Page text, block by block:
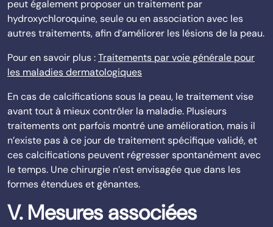
peut également proposer un traitement par
hydroxychloroquine, seule ou en association avec les
autres traitements, afin d’améliorer les lésions de la peau.
Pour en savoir plus :Traitements par voie générale pour
les maladies dermatologiques
En cas de calcifications sous la peau, le traitement vise
avant tout à mieux contrôler la maladie. Plusieurs
traitements ont parfois montré une amélioration, mais il
n’existe pas à ce jour de traitement spécifique validé, et
ces calcifications peuvent régresser spontanément avec
le temps. Une chirurgie n’est envisagée que dans les
formes étendues et gênantes.
V. Mesures associées